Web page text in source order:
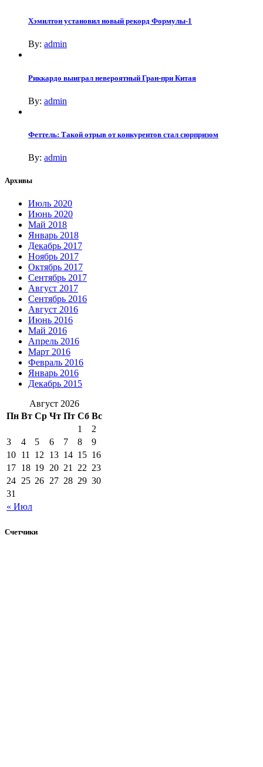
Хэмилтон установил новый рекорд Формулы-1
By: admin
Риккардо выиграл невероятный Гран-при Китая
By: admin
Феттель: Такой отрыв от конкурентов стал сюрпризом
By: admin
Архивы
Июль 2020
Июнь 2020
Май 2018
Январь 2018
Декабрь 2017
Ноябрь 2017
Октябрь 2017
Сентябрь 2017
Август 2017
Сентябрь 2016
Август 2016
Июнь 2016
Май 2016
Апрель 2016
Март 2016
Февраль 2016
Январь 2016
Декабрь 2015
Август 2026
Пн Вт Ср Чт Пт Сб Вс
« Июл
1
2
3
4 5 6 7 8
9
10 11 12 13 14 15 16
17 18 19 20 21 22 23
24 25 26 27 28 29 30
31
Счетчики